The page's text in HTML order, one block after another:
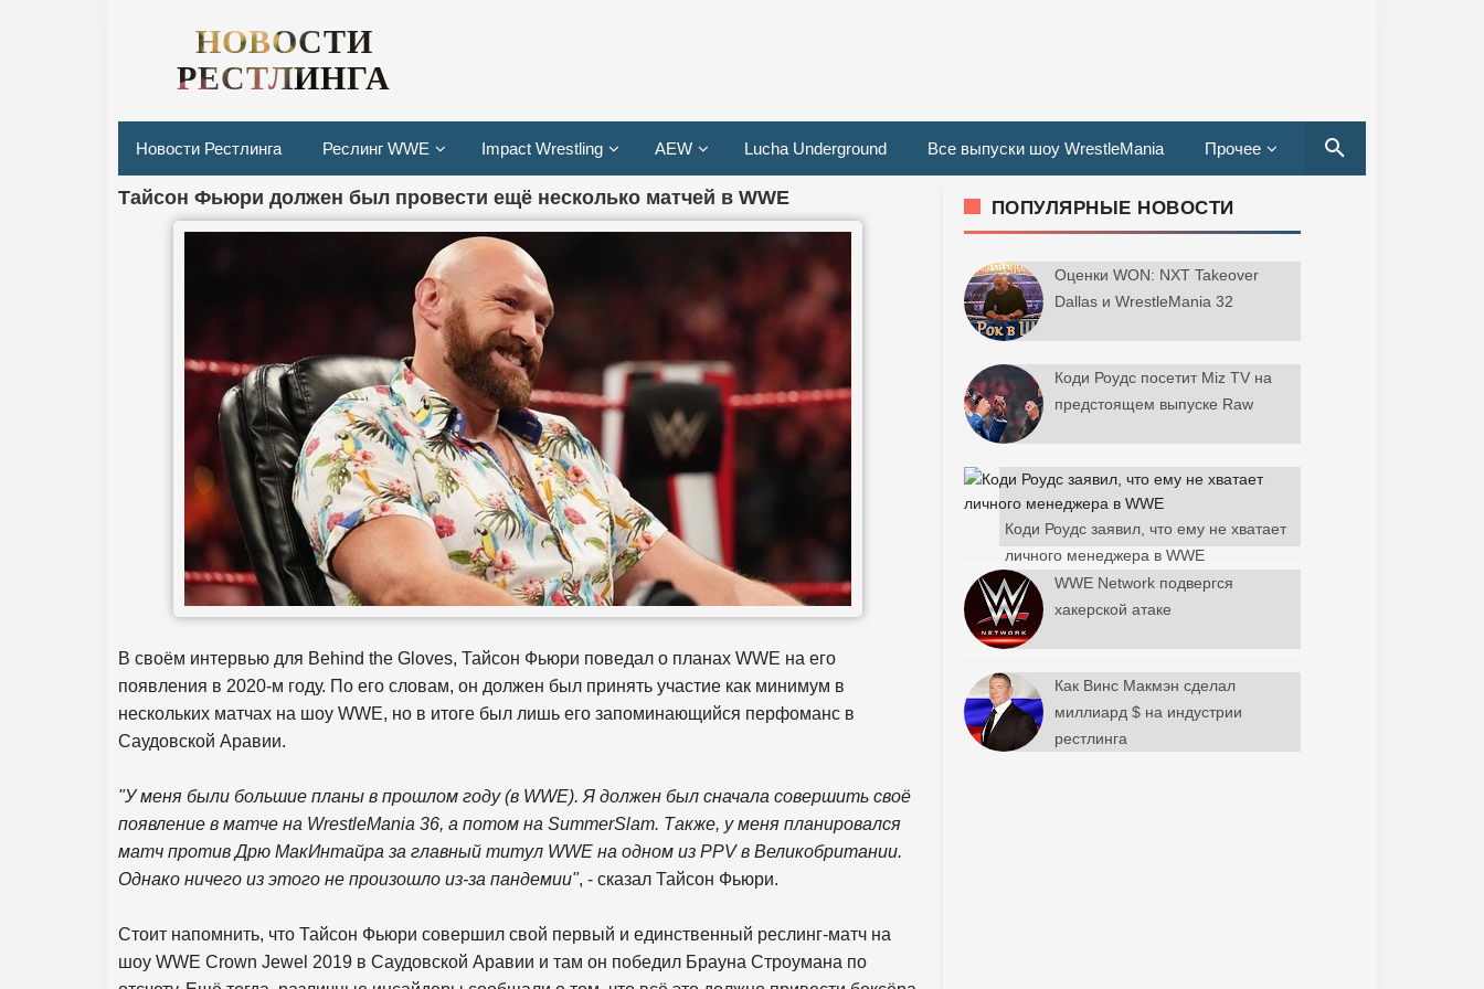
НОВОСТИ
РЕСТЛИНГА
Новости Рестлинга Реслинг WWE Impact Wrestling AEW Lucha Underground Все выпуски шоу WrestleMania Прочее
Тайсон Фьюри должен был провести ещё несколько матчей в WWE
В своём интервью для Behind the Gloves, Тайсон Фьюри поведал о планах WWE на его
появления в 2020-м году. По его словам, он должен был принять участие как минимум в
нескольких матчах на шоу WWE, но в итоге был лишь его запоминающийся перфоманс в
Саудовской Аравии.
"У меня были большие планы в прошлом году (в WWE). Я должен был сначала совершить своё
появление в матче на WrestleMania 36, а потом на SummerSlam. Также, у меня планировался
матч против Дрю МакИнтайра за главный титул WWE на одном из PPV в Великобритании.
Однако ничего из этого не произошло из-за пандемии", - сказал Тайсон Фьюри.
Стоит напомнить, что Тайсон Фьюри совершил свой первый и единственный реслинг-матч на
шоу WWE Crown Jewel 2019 в Саудовской Аравии и там он победил Брауна Строумана по
ПОПУЛЯРНЫЕ НОВОСТИ
Оценки WON: NXT Takeover
Dallas и WrestleMania 32
Коди Роудс посетит Miz TV на
предстоящем выпуске Raw
Коди Роудс заявил, что ему не хватает
личного менеджера в WWE
WWE Network подвергся
хакерской атаке
Как Винс Макмэн сделал
миллиард $ на индустрии
рестлинга